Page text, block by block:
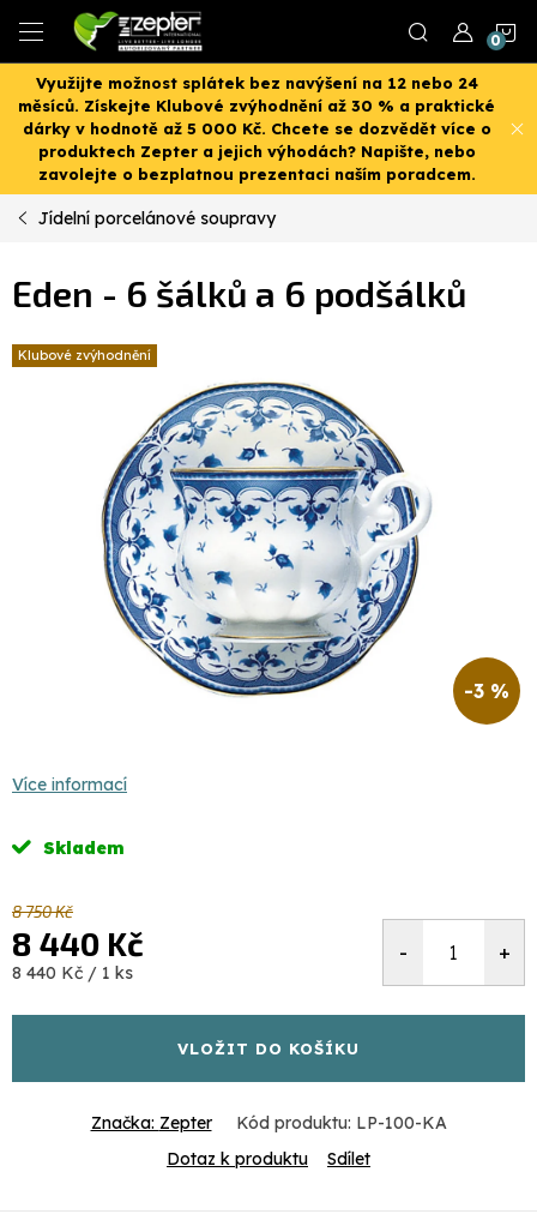
obsah
Využijte možnost splátek bez navýšení na 12 nebo 24
měsíců. Získejte Klubové zvýhodnění až 30 % a praktické
dárky v hodnotě až 5 000 Kč. Chcete se dozvědět více o
produktech Zepter a jejich výhodách? Napište, nebo
zavolejte o bezplatnou prezentaci naším poradcem.
Jídelní porcelánové soupravy
Eden - 6 šálků a 6 podšálků
Klubové zvýhodnění
-3 %
Více informací
Skladem
8 750 Kč
8 440 Kč
Měrná
8 440 Kč / 1 ks
VLOŽIT DO KOŠÍKU
Značka: Zepter Kód produktu: LP-100-KA
Dotaz k produktu
Sdílet